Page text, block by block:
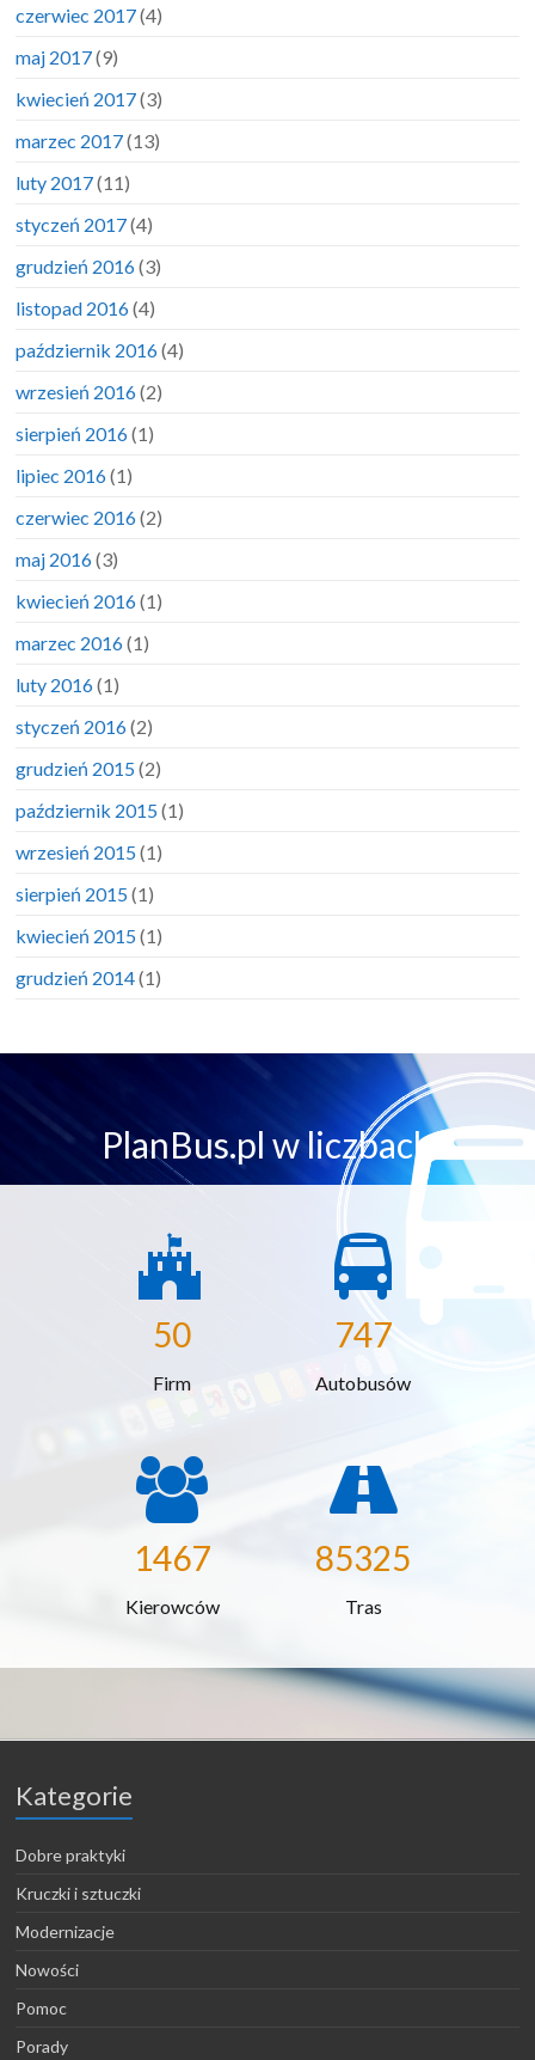
czerwiec 2017(4)
maj 2017(9)
kwiecień 2017(3)
marzec 2017(13)
luty 2017(11)
styczeń 2017(4)
grudzień 2016(3)
listopad 2016(4)
październik 2016(4)
wrzesień 2016(2)
sierpień 2016(1)
lipiec 2016(1)
czerwiec 2016(2)
maj 2016(3)
kwiecień 2016(1)
marzec 2016(1)
luty 2016(1)
styczeń 2016(2)
grudzień 2015(2)
październik 2015(1)
wrzesień 2015(1)
sierpień 2015(1)
kwiecień 2015(1)
grudzień 2014(1)
PlanBus.pl w liczbach
50
Firm
747
Autobusów
1467
Kierowców
85325
Tras
Kategorie
Dobre praktyki
Kruczki i sztuczki
Modernizacje
Nowości
Pomoc
Porady